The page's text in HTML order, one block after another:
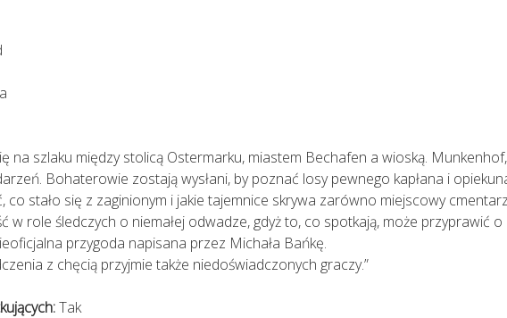
na szlaku między stolicą Ostermarku, miastem Bechafen a wioską.
Bohaterowie zostają wysłani, by poznać losy pewnego kapłana i
co stało się z zaginionym i jakie tajemnice skrywa zarówno miejscowy
w role śledczych o niemałej odwadze, gdyż to, co spotkają, może przyprawić
przygoda napisana przez Michała Bańkę.
z chęcią przyjmie także niedoświadczonych graczy.”
Tak